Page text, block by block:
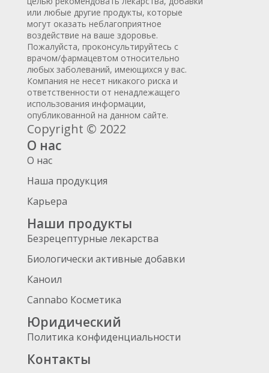
или любые другие продукты, которые
могут оказать неблагоприятное
воздействие на ваше здоровье.
Пожалуйста, проконсультируйтесь с
врачом/фармацевтом относительно
любых заболеваний, имеющихся у вас.
Компания не несет никакого риска и
ответственности от ненадлежащего
использования информации,
опубликованной на данном сайте.
Copyright © 2022
О нас
О нас
Наша продукция
Карьера
Наши продукты
Безрецептурные лекарства
Биологически активные добавки
Каноил
Cannabo Косметика
Юридический
Политика конфиденциальности
Контакты